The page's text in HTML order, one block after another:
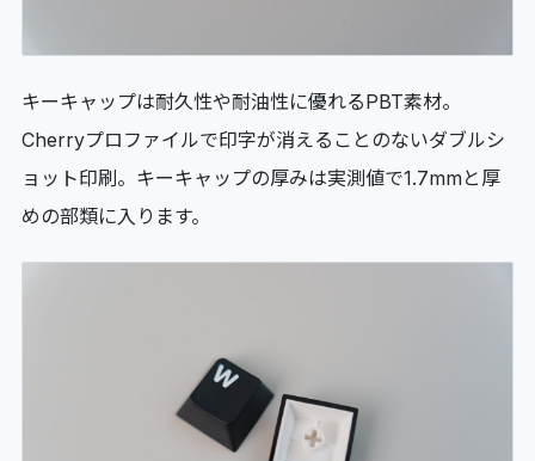
キーキャップは耐久性や耐油性に優れるPBT素材。
Cherryプロファイルで印字が消えることのないダブルシ
ョット印刷。キーキャップの厚みは実測値で1.7mmと厚
めの部類に入ります。